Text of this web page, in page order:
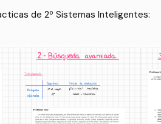
de 2º Sistemas Inteligentes: